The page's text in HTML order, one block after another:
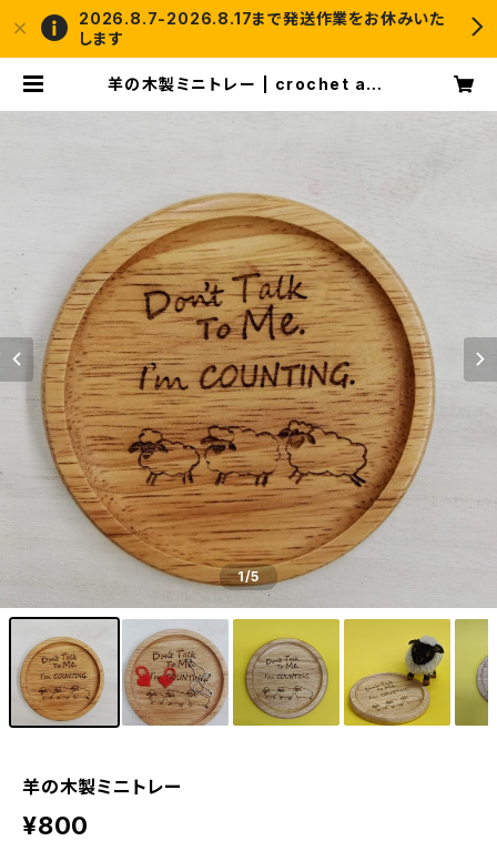
2026.8.7-2026.8.17まで発送作業をお休みいた
します
羊の木製ミニトレー | crochet and
1/5
羊の木製ミニトレー
¥800